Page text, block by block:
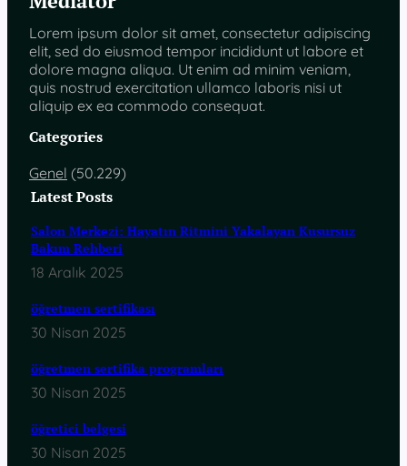
Lorem ipsum dolor sit amet, consectetur adipiscing
elit, sed do eiusmod tempor incididunt ut labore et
dolore magna aliqua. Ut enim ad minim veniam,
quis nostrud exercitation ullamco laboris nisi ut
aliquip ex ea commodo consequat.
Categories
Genel (50.229)
Latest Posts
Salon Merkezi: Hayatın Ritmini Yakalayan Kusursuz
Bakım Rehberi
18 Aralık 2025
öğretmen sertifikası
30 Nisan 2025
öğretmen sertifika programları
30 Nisan 2025
öğretici belgesi
30 Nisan 2025